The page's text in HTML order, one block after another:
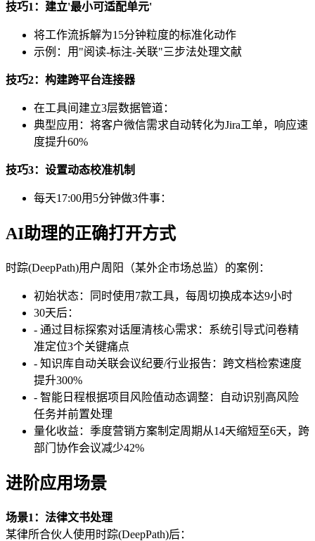
技巧1：建立'最小可适配单元'
将工作流拆解为15分钟粒度的标准化动作
示例：用"阅读-标注-关联"三步法处理文献
技巧2：构建跨平台连接器
在工具间建立3层数据管道：
典型应用：将客户微信需求自动转化为Jira工单，响应速
度提升60%
技巧3：设置动态校准机制
每天17:00用5分钟做3件事：
AI助理的正确打开方式
时踪(DeepPath)用户周阳（某外企市场总监）的案例：
初始状态：同时使用7款工具，每周切换成本达9小时
30天后：
- 通过目标探索对话厘清核心需求：系统引导式问卷精
准定位3个关键痛点
- 知识库自动关联会议纪要/行业报告：跨文档检索速度
提升300%
- 智能日程根据项目风险值动态调整：自动识别高风险
任务并前置处理
量化收益：季度营销方案制定周期从14天缩短至6天，跨
部门协作会议减少42%
进阶应用场景
场景1：法律文书处理
某律所合伙人使用时踪(DeepPath)后：